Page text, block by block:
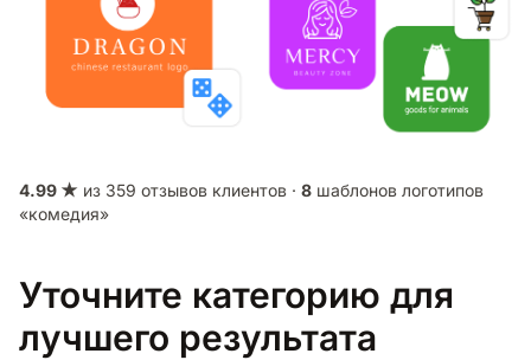
4.99 ★ из 359 отзывов клиентов · 8 шаблонов логотипов
«комедия»
Уточните категорию для
лучшего результата